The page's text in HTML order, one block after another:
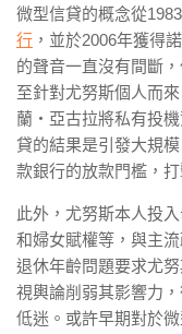
微型信貸的概念從
行 ，並於2006年獲得
的聲音一直沒有間斷
至針對尤努斯個人而
蘭‧亞古拉將私有投
貸的結果是引發大規
款銀行的放款門檻，
此外，尤努斯本人投
和婦女賦權等，與主
退休年齡問題要求尤
視輿論削弱其影響力
低迷。或許早期對於